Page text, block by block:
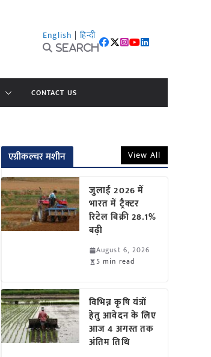
English | हिन्दी
Search
CONTACT US
एग्रीकल्चर मशीन View All
जुलाई 2026 में
भारत में ट्रैक्टर
रिटेल बिक्री 28.1%
बढ़ी
August 6, 2026
5 min read
विभिन्न कृषि यंत्रों
हेतु आवेदन के लिए
आज 4 अगस्त तक
अंतिम तिथि